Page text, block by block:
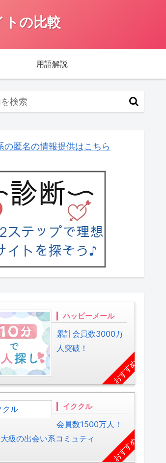
トの比較
用語解説
の匿名の情報提供はこちら
ハッピーメール
累計会員数3000万
人突破！
おすすめ
イククル
会員数1500万人！
級の出会い系コミュティ
おすすめ